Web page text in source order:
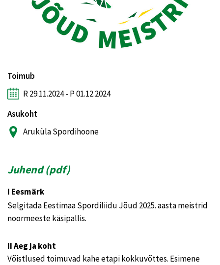
Toimub
R 29.11.2024 - P 01.12.2024
Asukoht
Aruküla Spordihoone
Juhend (pdf)
I Eesmärk
Selgitada Eestimaa Spordiliidu Jõud 2025. aasta meistrid
noormeeste käsipallis.
II Aeg ja koht
Võistlused toimuvad kahe etapi kokkuvõttes. Esimene